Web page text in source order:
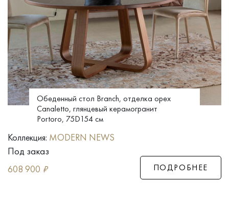
Обеденный стол Branch, отделка орех
Canaletto, глянцевый керамогранит
Portoro, 75D154 см
Коллекция: MODERN NEWS
Под заказ
608 900 ₽ ПОДРОБНЕЕ